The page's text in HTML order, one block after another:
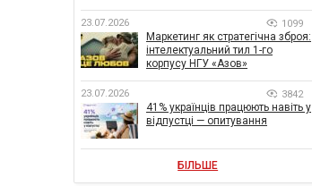
23.07.2026 1099
Маркетинг як стратегічна зброя:
інтелектуальний тил 1-го
корпусу НГУ «Азов»
23.07.2026 3842
41% українців працюють навіть у
відпустці — опитування
БІЛЬШЕ